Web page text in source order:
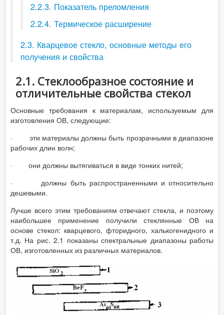
2.2.3. Показатель преломления
2.2.4. Термическое расширение
2.3. Кварцевое стекло, основные методы его
получения и свойства
2.1. Стеклообразное состояние и
отличительные свойства стекол
Основные требования к материалам, используемым для
изготовления ОВ, следующие:
· эти материалы должны быть прозрачными в диапазоне
рабочих длин волн;
· они должны вытягиваться в виде тонких нитей;
· должны быть распространенными и относительно
дешевыми.
Лучше всего этим требованиям отвечают стекла, и поэтому
наибольшее применение получили стеклянные ОВ на
основе стекол: кварцевого, фторидного, халькогенидного и
т.д. На рис. 2.1 показаны спектральные диапазоны работы
ОВ, изготовленных из различных материалов.